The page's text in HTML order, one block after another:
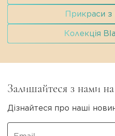
Прикраси з
Колекція
Залишайтеся з нами на
Дізнайтеся про наші